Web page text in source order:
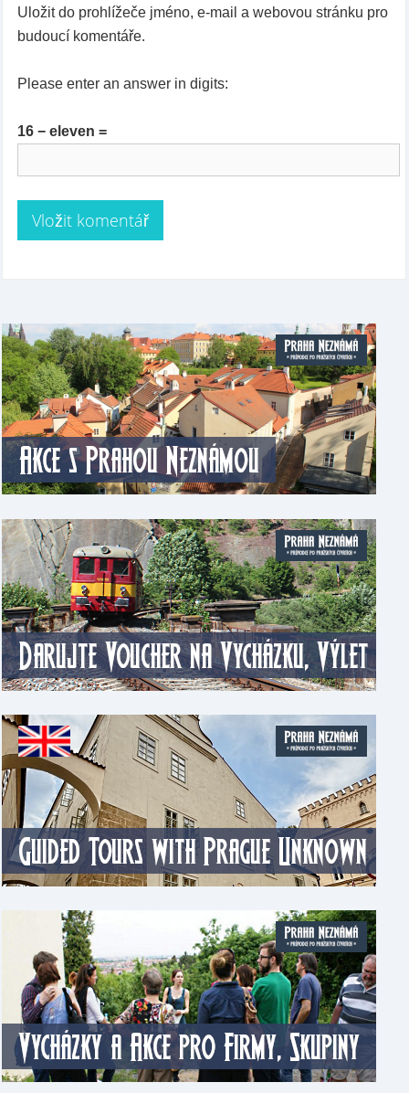
Uložit do prohlížeče jméno, e-mail a webovou stránku pro
budoucí komentáře.
Please enter an answer in digits:
16 − eleven =